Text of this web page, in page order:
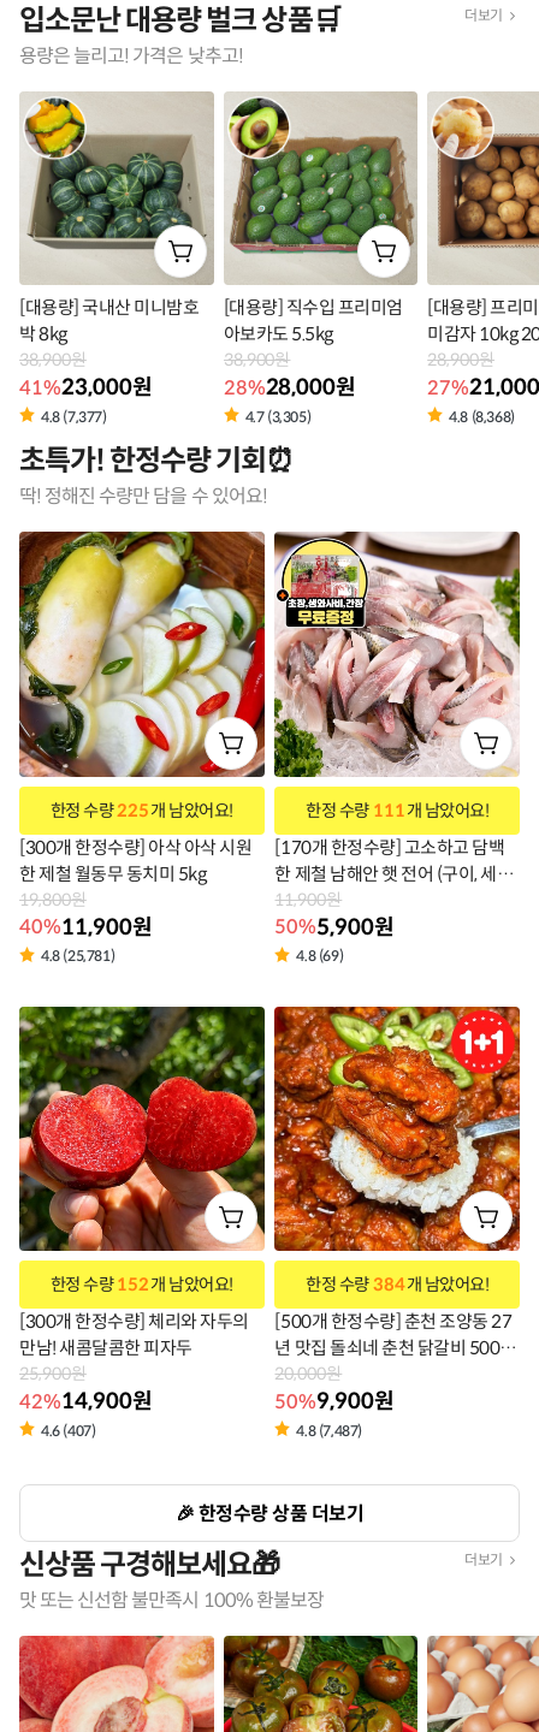
입소문난 대용량 벌크 상품🛒
용량은 늘리고! 가격은 낮추고!
더보기
[대용량] 국내산 미니밤호
박 8kg
38,900원
41%23,000원
4.8 (7,377)
[대용량] 직수입 프리미엄
아보카도 5.5kg
38,900원
28%28,000원
4.7 (3,305)
[대용량] 프리
미감자 10kg
28,900원
27%
4.8 (8,368)
초특가! 한정수량 기회⏰
딱! 정해진 수량만 담을 수 있어요!
한정 수량225개 남았어요!
[300개 한정수량] 아삭 아삭 시원
한 제철 월동무 동치미 5kg
19,800원
40%11,900원
4.8 (25,781)
한정 수량 111개 남았어요!
[170개 한정수량] 고소하고 담백
한 제철 남해안 햇 전어 (구이, 세꼬
시, 필렛)
11,900원
50%5,900원
4.8 (69)
한정 수량 152개 남았어요!
[300개 한정수량] 체리와 자두의
만남! 새콤달콤한 피자두
25,900원
42%14,900원
4.6 (407)
한정 수량384개 남았어요!
[500개 한정수량] 춘천 조양동 27
년 맛집 돌쇠네 춘천 닭갈비 500g+
500g
20,000원
50%9,900원
4.8 (7,487)
🎉 한정수량 상품 더보기
신상품 구경해보세요🎁
맛 또는 신선함 불만족시 100% 환불보장
더보기